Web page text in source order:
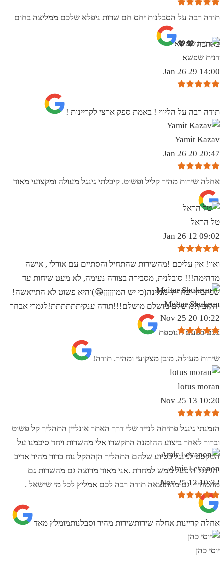
תודה רבה על הסבלנות יחס חם שרות ניפלא שלכם ממליצה בחום
באהבה 💖💖
דנית שפשא
14:00 29 Jan 26
תודה רבה על הליווי ! באמת ספק ארצי לקריינות !
Yamit Kazav
20:47 20 Jan 26
אחלה שירות מהיר קליל ופשוט. קיבלתי גינגל מעולה ומקצועי מאוד
טל הראל
09:02 12 Jan 26
ואוו! אין עליכם !מהשירות שהתחיל והסתיים עם אורלי , אישה
מדהימה!!! סובלנית, מסבירה בצורה נעימה, לא מעט שיחות עד
שכתבתי ובחרתי מנגינה(כי יש המוןןןןן😁)והיא פשוט לא התייאשה!
והקובץ?מושלם מושלם מושלם!!!תודה ענקיתתתתתת!לגמרי אבחר
בכם בפעם הנוספת
Meitar Shukrun
10:22 20 Nov 25
שירות מעולה, מובן מצקועי ומהיר. תודה!
lotus moran
10:20 13 Nov 25
הזמנתי גינגל פתיחה לנייד שלי דרך האתר אונליין התהליך קל פשוט
וברור לאחר ביצוע ההזמנה התקשרו אלי מהשרות ויחד סיכמנו על
הטקסט לגינגל בסיוע שלהם התהליך הןההקל נוח ברור מהיר אדיב
והגינגל הופעל ממש למחרת .אני מאוד מרוצה גם מהשרות גם
מהמחיר וגם מהתוצאה תודה רבה לכם אמליץ לכל מי שישאל .
Amir Levanon
10:32 12 Nov 25
אחלה קריינות אחלה שירותשירות מהיר וסבלנותמומלץ מאד
יוסי כהן